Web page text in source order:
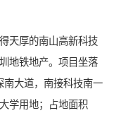
天厚的南山高新科技
地铁地产。项目坐落
南大道，南接科技南一
学用地；占地面积